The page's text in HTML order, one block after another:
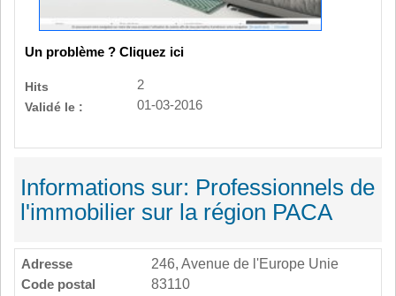
Un problème ? Cliquez ici
Hits
2
Validé le :
01-03-2016
Informations sur: Professionnels de
l'immobilier sur la région PACA
Adresse
246, Avenue de l'Europe Unie
Code postal
83110